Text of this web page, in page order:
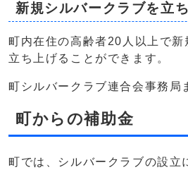
新規シルバークラブを立
町内在住の高齢者20人以上で新
立ち上げることができます。
町シルバークラブ連合会事務局
町からの補助金
町では、シルバークラブの設立